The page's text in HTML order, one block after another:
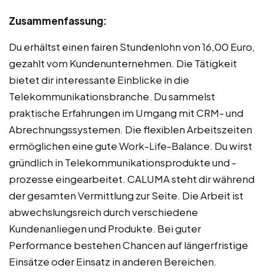
Zusammenfassung:
Du erhältst einen fairen Stundenlohn von 16,00 Euro,
gezahlt vom Kundenunternehmen. Die Tätigkeit
bietet dir interessante Einblicke in die
Telekommunikationsbranche. Du sammelst
praktische Erfahrungen im Umgang mit CRM- und
Abrechnungssystemen. Die flexiblen Arbeitszeiten
ermöglichen eine gute Work-Life-Balance. Du wirst
gründlich in Telekommunikationsprodukte und -
prozesse eingearbeitet. CALUMA steht dir während
der gesamten Vermittlung zur Seite. Die Arbeit ist
abwechslungsreich durch verschiedene
Kundenanliegen und Produkte. Bei guter
Performance bestehen Chancen auf längerfristige
Einsätze oder Einsatz in anderen Bereichen.